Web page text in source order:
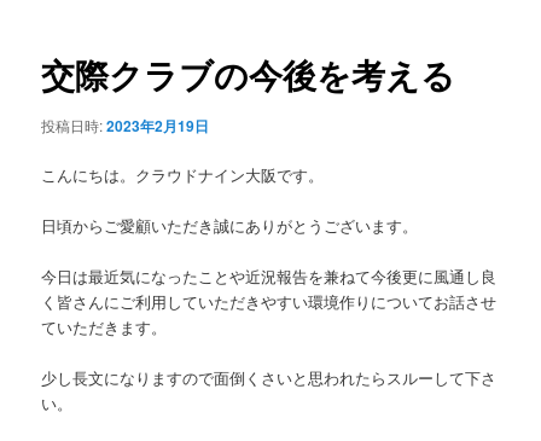
ビ
ゲ
交際クラブの今後を考える
投稿日時:2023年2月19日
こんにちは。クラウドナイン大阪です。
日頃からご愛顧いただき誠にありがとうございます。
今日は最近気になったことや近況報告を兼ねて今後更に風通し良
く皆さんにご利用していただきやすい環境作りについてお話させ
ていただきます。
少し長文になりますので面倒くさいと思われたらスルーして下さ
い。